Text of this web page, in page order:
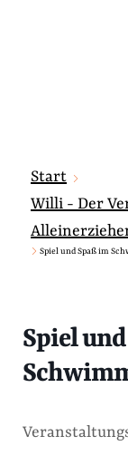
Start
Willi - Der
Spiel und Spaß im
Spiel